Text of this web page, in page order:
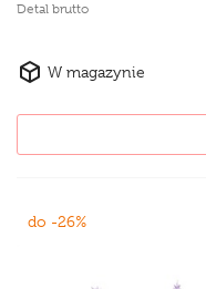
Detal brutto
W magazynie
do -26%